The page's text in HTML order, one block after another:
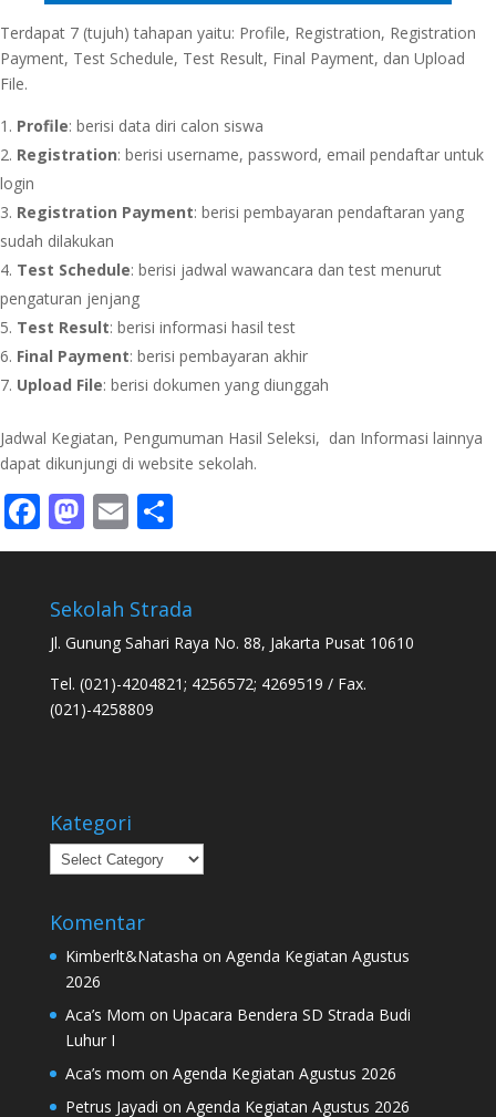
Terdapat 7 (tujuh) tahapan yaitu: Profile, Registration, Registration
Payment, Test Schedule, Test Result, Final Payment, dan Upload
File.
Profile: berisi data diri calon siswa
Registration: berisi username, password, email pendaftar untuk
login
Registration Payment: berisi pembayaran pendaftaran yang
sudah dilakukan
Test Schedule: berisi jadwal wawancara dan test menurut
pengaturan jenjang
Test Result: berisi informasi hasil test
Final Payment: berisi pembayaran akhir
Upload File: berisi dokumen yang diunggah
Jadwal Kegiatan, Pengumuman Hasil Seleksi, dan Informasi lainnya
dapat dikunjungi di website sekolah.
Facebook
Mastodon
Email
Sekolah Strada
Jl. Gunung Sahari Raya No. 88, Jakarta Pusat 10610
Tel. (021)-4204821; 4256572; 4269519 / Fax.
(021)-4258809
Kategori
Kategori
Komentar
Kimberlt&Natasha on Agenda Kegiatan Agustus
2026
Aca’s Mom on Upacara Bendera SD Strada Budi
Luhur I
Aca’s mom on Agenda Kegiatan Agustus 2026
Petrus Jayadi on Agenda Kegiatan Agustus 2026